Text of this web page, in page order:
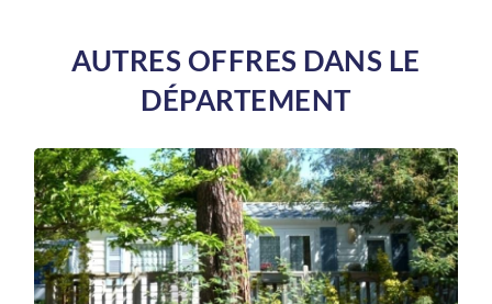
AUTRES OFFRES DANS LE
DÉPARTEMENT